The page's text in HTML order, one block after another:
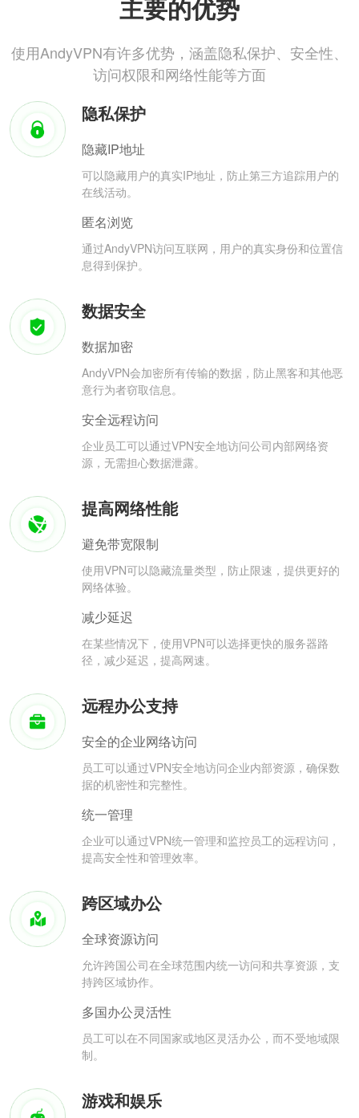
主要的优势
使用AndyVPN有许多优势，涵盖隐私保护、安全性、
访问权限和网络性能等方面
隐私保护
隐藏IP地址
可以隐藏用户的真实IP地址，防止第三方追踪用户的
在线活动。
匿名浏览
通过AndyVPN访问互联网，用户的真实身份和位置信
息得到保护。
数据安全
数据加密
AndyVPN会加密所有传输的数据，防止黑客和其他恶
意行为者窃取信息。
安全远程访问
企业员工可以通过VPN安全地访问公司内部网络资
源，无需担心数据泄露。
提高网络性能
避免带宽限制
使用VPN可以隐藏流量类型，防止限速，提供更好的
网络体验。
减少延迟
在某些情况下，使用VPN可以选择更快的服务器路
径，减少延迟，提高网速。
远程办公支持
安全的企业网络访问
员工可以通过VPN安全地访问企业内部资源，确保数
据的机密性和完整性。
统一管理
企业可以通过VPN统一管理和监控员工的远程访问，
提高安全性和管理效率。
跨区域办公
全球资源访问
允许跨国公司在全球范围内统一访问和共享资源，支
持跨区域协作。
多国办公灵活性
员工可以在不同国家或地区灵活办公，而不受地域限
制。
游戏和娱乐